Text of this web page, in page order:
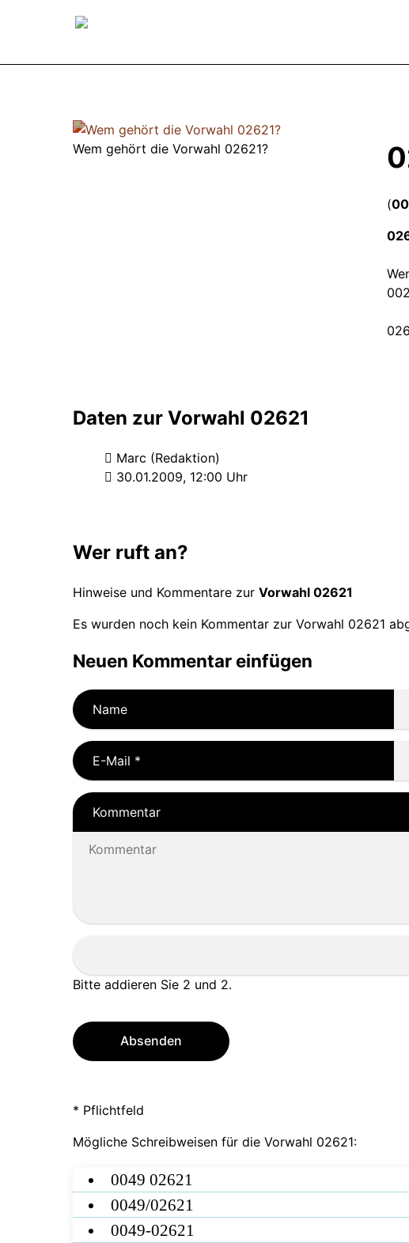
Wem gehört die Vorwahl 02621?
(
Daten zur Vorwahl 02621
Marc (Redaktion)
30.01.2009, 12:00 Uhr
Wer ruft an?
Hinweise und Kommentare zur Vorwahl 02621
Es wurden noch kein Kommentar zur Vorwahl 02621
Neuen Kommentar einfügen
Name
E-Mail *
Kommentar
Bitte addieren Sie 2 und 2.
Absenden
* Pflichtfeld
Mögliche Schreibweisen für die Vorwahl 02621:
0049 02621
0049/02621
0049-02621